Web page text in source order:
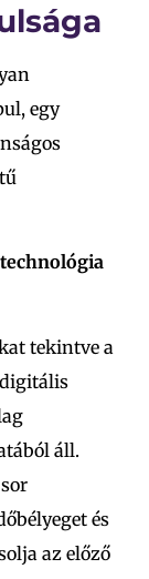
egy
tekintve a
áll.
és
az előző